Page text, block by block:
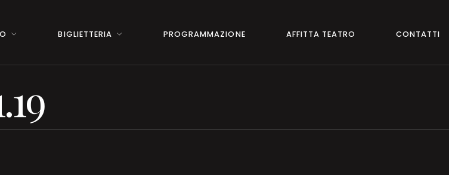
BIGLIETTERIA PROGRAMMAZIONE AFFITTA TEATRO CONTATTI